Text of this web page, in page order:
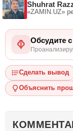
Shuhrat
«ZAMIN.UZ»
Обсудите с
Сделать вывод
Объяснить